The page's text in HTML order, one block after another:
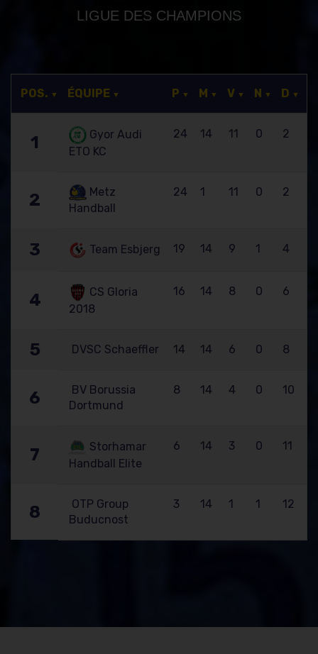
LIGUE DES CHAMPIONS
POS. ÉQUIPE P M V N D
1
Gyor Audi
ETO KC
24 14 11 0 2
2
Metz
Handball
24 1 11 0 2
3 Team Esbjerg 19 14 9 1 4
4
CS Gloria
2018
16 14 8 0 6
5 DVSC Schaeffler 14 14 6 0 8
6
BV Borussia
Dortmund
8 14 4 0 10
7
Storhamar
Handball Elite
6 14 3 0 11
8
OTP Group
Buducnost
3 14 1 1 12